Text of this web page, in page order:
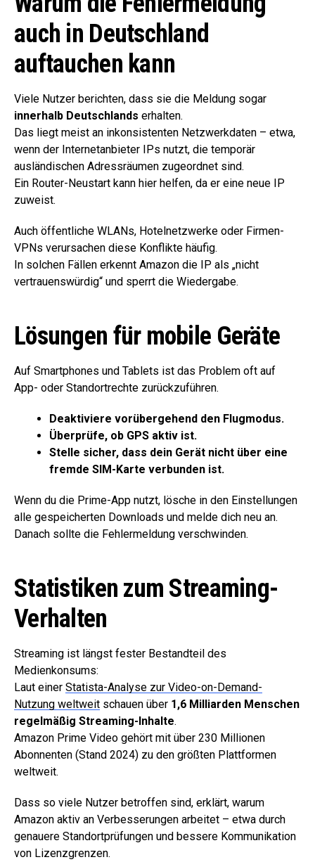
auch in Deutschland
auftauchen kann
Viele Nutzer berichten, dass sie die Meldung sogar
innerhalb Deutschlands erhalten.
Das liegt meist an inkonsistenten Netzwerkdaten – etwa,
wenn der Internetanbieter IPs nutzt, die temporär
ausländischen Adressräumen zugeordnet sind.
Ein Router-Neustart kann hier helfen, da er eine neue IP
zuweist.
Auch öffentliche WLANs, Hotelnetzwerke oder Firmen-
VPNs verursachen diese Konflikte häufig.
In solchen Fällen erkennt Amazon die IP als „nicht
vertrauenswürdig“ und sperrt die Wiedergabe.
Lösungen für mobile Geräte
Auf Smartphones und Tablets ist das Problem oft auf
App- oder Standortrechte zurückzuführen.
Deaktiviere vorübergehend den Flugmodus.
Überprüfe, ob GPS aktiv ist.
Stelle sicher, dass dein Gerät nicht über eine
fremde SIM-Karte verbunden ist.
Wenn du die Prime-App nutzt, lösche in den Einstellungen
alle gespeicherten Downloads und melde dich neu an.
Danach sollte die Fehlermeldung verschwinden.
Statistiken zum Streaming-
Verhalten
Streaming ist längst fester Bestandteil des
Medienkonsums:
Laut einer Statista-Analyse zur Video-on-Demand-
Nutzung weltweit schauen über 1,6 Milliarden Menschen
regelmäßig Streaming-Inhalte.
Amazon Prime Video gehört mit über 230 Millionen
Abonnenten (Stand 2024) zu den größten Plattformen
weltweit.
Dass so viele Nutzer betroffen sind, erklärt, warum
Amazon aktiv an Verbesserungen arbeitet – etwa durch
genauere Standortprüfungen und bessere Kommunikation
von Lizenzgrenzen.